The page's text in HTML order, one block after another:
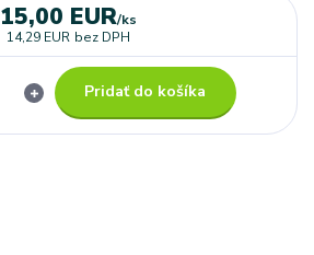
15,00 EUR/ks
14,29 EUR bez DPH
Pridať do košíka